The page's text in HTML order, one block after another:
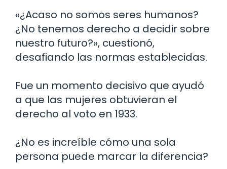
«¿Acaso no somos seres humanos?
¿No tenemos derecho a decidir sobre
nuestro futuro?», cuestionó,
desafiando las normas establecidas.
Fue un momento decisivo que ayudó
a que las mujeres obtuvieran el
derecho al voto en 1933.
¿No es increíble cómo una sola
persona puede marcar la diferencia?